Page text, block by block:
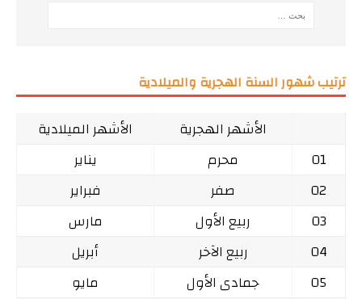
ترتيب شهور السنة الهجرية والميلادية
الأشهر الهجرية
الأشهر الميلادية
01
محرم
يناير
02
صفر
فبراير
03
ربيع الأول
مارس
04
ربيع الآخر
أبريل
05
جمادى الأول
مايو